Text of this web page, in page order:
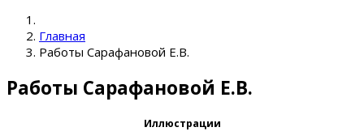
Главная
Работы Сарафановой Е.В.
Работы Сарафановой Е.В.
Иллюстрации